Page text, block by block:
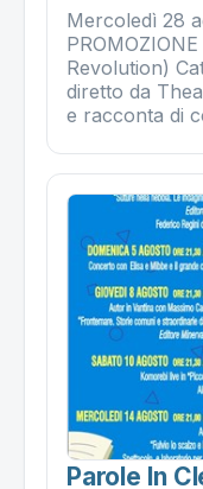
Mercoledì 28
Revolution)
diretto da
e racconta di
Parole In